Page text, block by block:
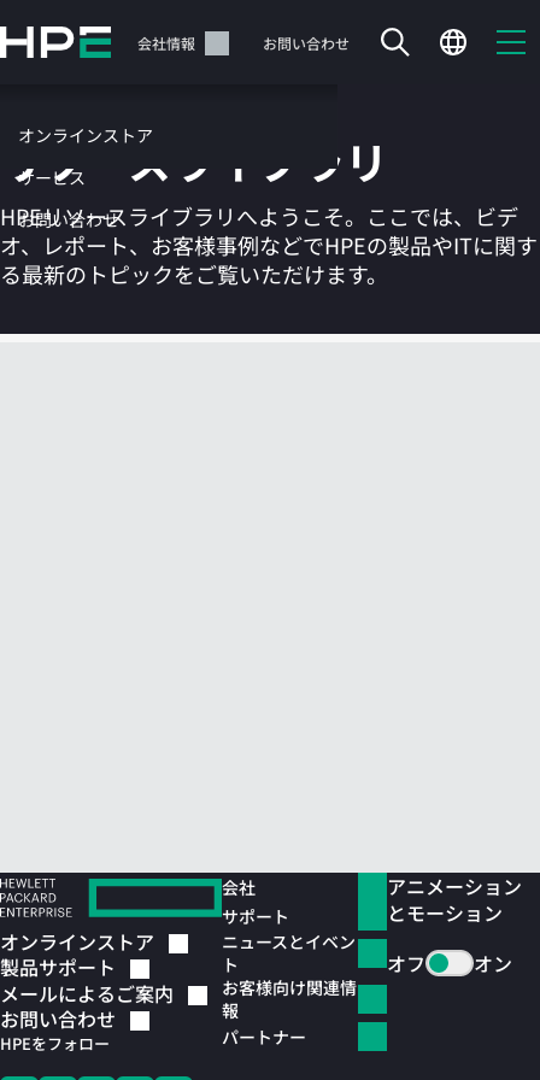
イ
テ
ツ
に
ス
ッ
サポート 会社情報 お問い合わせ
オンラインストア
サービス
お問い合わせ
カートは空です
リソースライブラリ
HPEリソースライブラリへようこそ。ここでは、ビデ
オ、レポート、お客様事例などでHPEの製品やITに関す
る最新のトピックをご覧いただけます。
オンラインストア
製品サポート
メールによるご案内
お問い合わせ
HPEをフォロー
会社
サポート
ニュースとイベン
ト
お客様向け関連情
報
パートナー
アニメーション
とモーション
オフ
オン